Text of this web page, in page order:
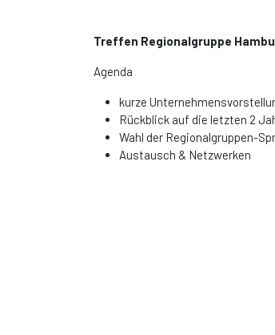
Treffen Regionalgruppe
Agenda
kurze
Rückblick auf die letzten 2
Wahl der Regionalgruppen-
Austausch & Netzwerken